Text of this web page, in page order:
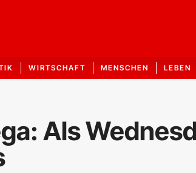
WIRTSCHAFT MENSCHEN LEBEN
Als